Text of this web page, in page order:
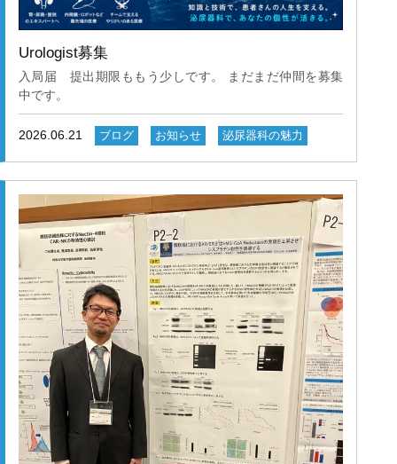
卒よろしくお願い申し上げます。』 京都府立医科大学主
幹にて開催されたJUAの参加記当教室からは他に以下の先
生が参加されました。 柏木英志教授 ①International
session（ePoster） の座長 ②パネルディス
カッションの座長：大学院生活の実際、基礎研究への誘い
③総会賞ポスター審査員：前立腺癌 基礎
る～標準手技とピットフォール～ 湊晶規先生 ①一般
口演：筋層浸潤性膀胱癌に対するdd-MVAC療法とGC療法
の比較（IPTWを用いて） ②総会賞ポスター
審査員：尿路上皮腫瘍 基礎 坪沼裕人先生 一般演題ポ
スター：80歳以上の高齢者におけるロボット支援腹腔鏡下
膀胱全摘除術の周術期成績
Urologist募集
入局届 提出期限ももう少しです。 まだまだ仲間を募集
中です。
2026.06.21 ブログ お知らせ 泌尿器科の魅力